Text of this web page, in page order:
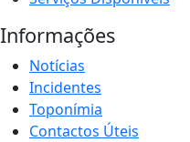
Informações
Notícias
Incidentes
Toponímia
Contactos Úteis